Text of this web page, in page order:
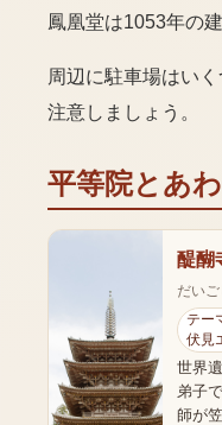
鳳凰堂は1053年の
周辺に駐車場はい
注意しましょう。
平等院とあ
醍醐
だいご
テー
伏見
世界
弟子
師が